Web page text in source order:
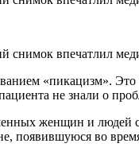
«пикацизм».
не знали о
женщин и людей
появившуюся во